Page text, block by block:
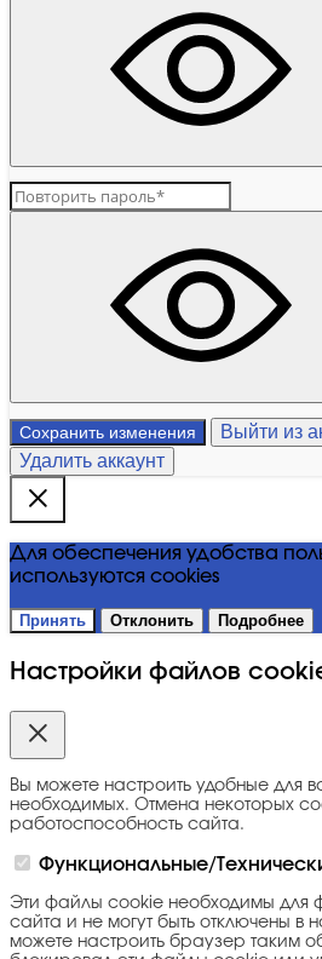
Сохранить изменения
Выйти из
Удалить аккаунт
Для обеспечения удобства
используются cookies
Принять Отклонить Подробнее
Настройки файлов
Вы можете настроить удобные для
необходимых. Отмена некоторых
работоспособность сайта.
Функциональные/
Эти файлы cookie необходимы для
сайта и не могут быть отключены в
можете настроить браузер таким